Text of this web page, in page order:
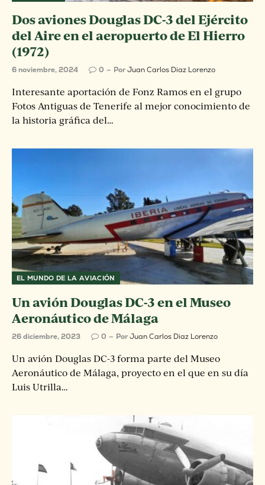
Dos aviones Douglas DC-3 del Ejército
del Aire en el aeropuerto de El Hierro
(1972)
6 noviembre, 2024 0 PorJuan Carlos Diaz Lorenzo
Interesante aportación de Fonz Ramos en el grupo
Fotos Antiguas de Tenerife al mejor conocimiento de
la historia gráfica del…
EL MUNDO DE LA AVIACIÓN
Un avión Douglas DC-3 en el Museo
Aeronáutico de Málaga
26 diciembre, 2023 0 PorJuan Carlos Diaz Lorenzo
Un avión Douglas DC-3 forma parte del Museo
Aeronáutico de Málaga, proyecto en el que en su día
Luis Utrilla…